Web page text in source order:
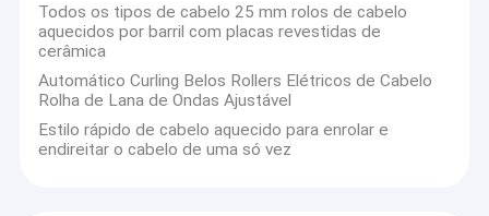
Todos os tipos de cabelo 25 mm rolos de cabelo
aquecidos por barril com placas revestidas de
cerâmica
Automático Curling Belos Rollers Elétricos de Cabelo
Rolha de Lana de Ondas Ajustável
Estilo rápido de cabelo aquecido para enrolar e
endireitar o cabelo de uma só vez